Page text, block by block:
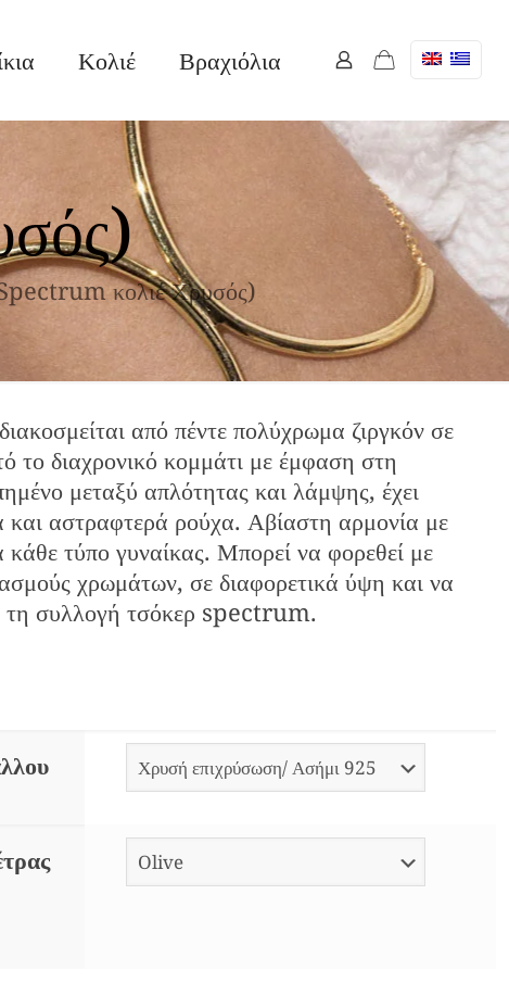
Κολιέ Βραχιόλια
κολιέ Χρυσός)
από πέντε πολύχρωμα ζιργκόν σε
το διαχρονικό κομμάτι με έμφαση στη
μεταξύ απλότητας και λάμψης, έχει
και αστραφτερά ρούχα. Αβίαστη αρμονία με
κάθε τύπο γυναίκας. Μπορεί να φορεθεί με
χρωμάτων, σε διαφορετικά ύψη και να
τη συλλογή τσόκερ spectrum.